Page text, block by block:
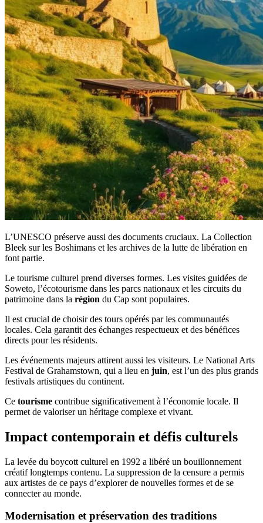
L’UNESCO préserve aussi des documents cruciaux. La Collection
Bleek sur les Boshimans et les archives de la lutte de libération en
font partie.
Le tourisme culturel prend diverses formes. Les visites guidées de
Soweto, l’écotourisme dans les parcs nationaux et les circuits du
patrimoine dans la région du Cap sont populaires.
Il est crucial de choisir des tours opérés par les communautés
locales. Cela garantit des échanges respectueux et des bénéfices
directs pour les résidents.
Les événements majeurs attirent aussi les visiteurs. Le National Arts
Festival de Grahamstown, qui a lieu en juin, est l’un des plus grands
festivals artistiques du continent.
Ce tourisme contribue significativement à l’économie locale. Il
permet de valoriser un héritage complexe et vivant.
Impact contemporain et défis culturels
La levée du boycott culturel en 1992 a libéré un bouillonnement
créatif longtemps contenu. La suppression de la censure a permis
aux artistes de ce pays d’explorer de nouvelles formes et de se
connecter au monde.
Modernisation et préservation des traditions